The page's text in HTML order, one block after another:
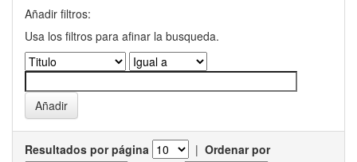
Añadir filtros:
Usa los filtros para afinar la busqueda.
Resultados por página | Ordenar por